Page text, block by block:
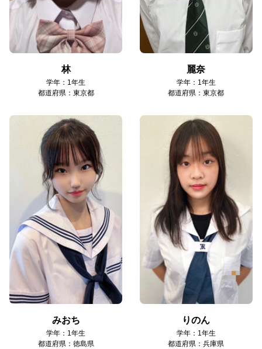
林
学年：1年生
都道府県：東京都
麗奈
学年：1年生
都道府県：東京都
みおち
学年：1年生
都道府県：徳島県
りのん
学年：1年生
都道府県：兵庫県